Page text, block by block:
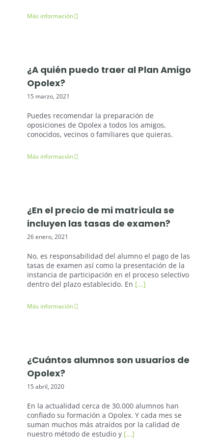
Más información
¿A quién puedo traer al Plan Amigo
Opolex?
15 marzo, 2021
Puedes recomendar la preparación de
oposiciones de Opolex a todos los amigos,
conocidos, vecinos o familiares que quieras.
Más información
¿En el precio de mi matrícula se
incluyen las tasas de examen?
26 enero, 2021
No, es responsabilidad del alumno el pago de las
tasas de examen así como la presentación de la
instancia de participación en el proceso selectivo
dentro del plazo establecido. En [...]
Más información
¿Cuántos alumnos son usuarios de
Opolex?
15 abril, 2020
En la actualidad cerca de 30.000 alumnos han
confiado su formación a Opolex. Y cada mes se
suman muchos más atraídos por la calidad de
nuestro método de estudio y [...]